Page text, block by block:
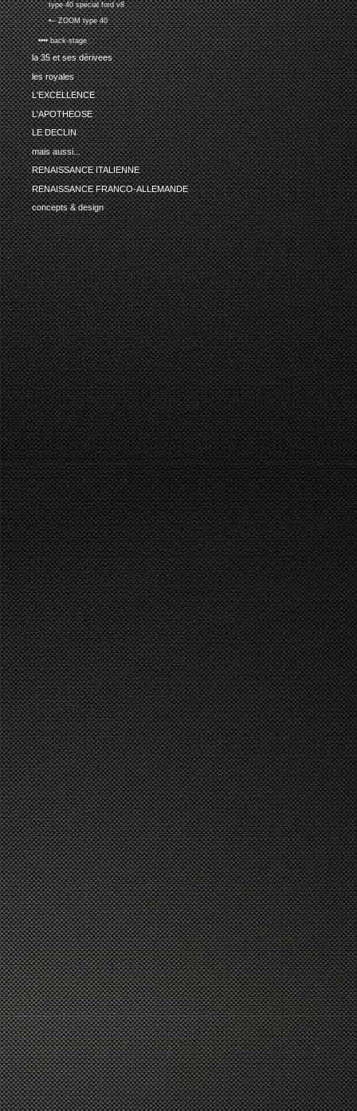
type 40 special ford v8
•-- ZOOM type 40
•••• back-stage
la 35 et ses dérivees
les royales
L'EXCELLENCE
L'APOTHEOSE
LE DECLIN
mais aussi...
RENAISSANCE ITALIENNE
RENAISSANCE FRANCO-ALLEMANDE
concepts & design